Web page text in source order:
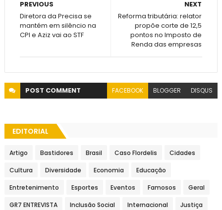
NEXT
Reforma tributária: relator
propõe corte de 12,5
pontos no Imposto de
Renda das empresas
PREVIOUS
Diretora da Precisa se
mantém em silêncio na
CPI e Aziz vai ao STF
POST COMMENT FACEBOOK BLOGGER DISQUS
EDITORIAL
Artigo Bastidores Brasil Caso Flordelis Cidades
Cultura Diversidade Economia Educação
Entretenimento Esportes Eventos Famosos Geral
GR7 ENTREVISTA Inclusão Social Internacional Justiça